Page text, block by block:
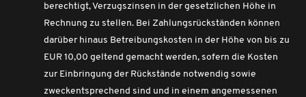
berechtigt, Verzugszinsen in der gesetzlichen Höhe in
Rechnung zu stellen. Bei Zahlungsrückständen können
darüber hinaus Betreibungskosten in der Höhe von bis zu
EUR 10,00 geltend gemacht werden, sofern die Kosten
zur Einbringung der Rückstände notwendig sowie
zweckentsprechend sind und in einem angemessenen